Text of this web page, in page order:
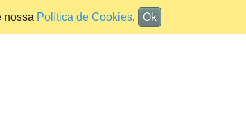
nossa Política de Cookies. Ok